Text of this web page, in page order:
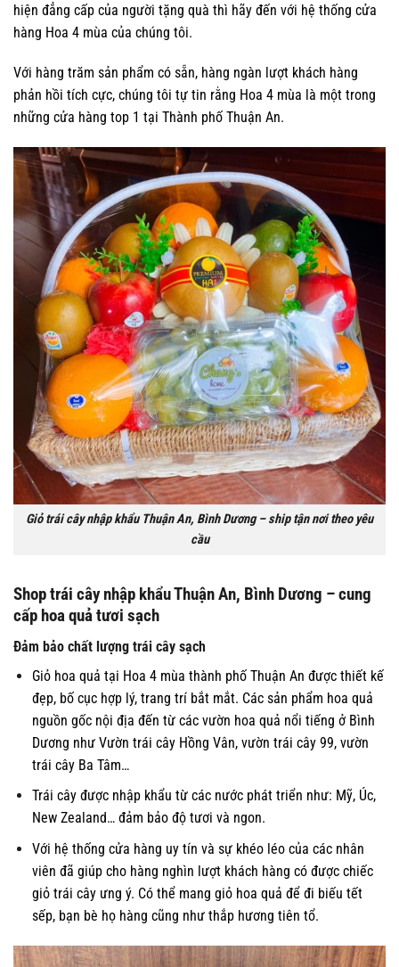
hiện đẳng cấp của người tặng quà thì hãy đến với hệ thống cửa
hàng Hoa 4 mùa của chúng tôi.
Với hàng trăm sản phẩm có sẵn, hàng ngàn lượt khách hàng
phản hồi tích cực, chúng tôi tự tin rằng Hoa 4 mùa là một trong
những cửa hàng top 1 tại Thành phố Thuận An.
Giỏ trái cây nhập khẩu Thuận An, Bình Dương – ship tận nơi theo yêu
cầu
Shop trái cây nhập khẩu Thuận An, Bình Dương – cung
cấp hoa quả tươi sạch
Đảm bảo chất lượng trái cây sạch
Giỏ hoa quả tại Hoa 4 mùa thành phố Thuận An được thiết kế
đẹp, bố cục hợp lý, trang trí bắt mắt. Các sản phẩm hoa quả
nguồn gốc nội địa đến từ các vườn hoa quả nổi tiếng ở Bình
Dương như Vườn trái cây Hồng Vân, vườn trái cây 99, vườn
trái cây Ba Tâm…
Trái cây được nhập khẩu từ các nước phát triển như: Mỹ, Úc,
New Zealand… đảm bảo độ tươi và ngon.
Với hệ thống cửa hàng uy tín và sự khéo léo của các nhân
viên đã giúp cho hàng nghìn lượt khách hàng có được chiếc
giỏ trái cây ưng ý. Có thể mang giỏ hoa quả để đi biếu tết
sếp, bạn bè họ hàng cũng như thắp hương tiên tổ.